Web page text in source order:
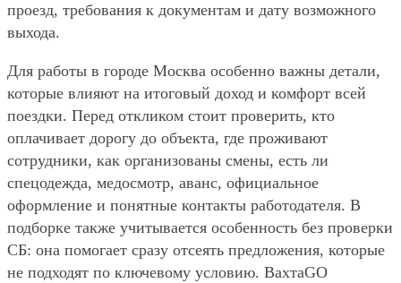
проезд, требования к документам и дату возможного
выхода.
Для работы в городе Москва особенно важны детали,
которые влияют на итоговый доход и комфорт всей
поездки. Перед откликом стоит проверить, кто
оплачивает дорогу до объекта, где проживают
сотрудники, как организованы смены, есть ли
спецодежда, медосмотр, аванс, официальное
оформление и понятные контакты работодателя. В
подборке также учитывается особенность без проверки
СБ: она помогает сразу отсеять предложения, которые
не подходят по ключевому условию. ВахтаGO